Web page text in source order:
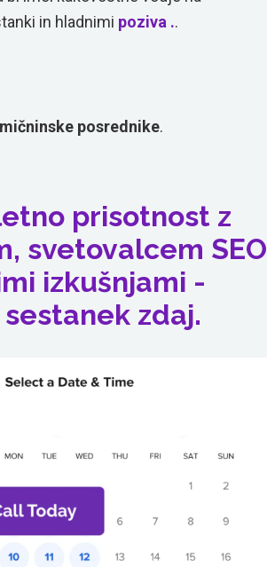
in hladnimi poziva ..
posrednike.
prisotnost z
svetovalcem SEO
izkušnjami -
zdaj.